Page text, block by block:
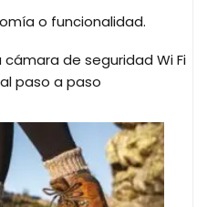
o funcionalidad.
de seguridad Wi Fi
paso a paso